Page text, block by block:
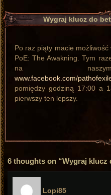
Wygraj klucz do
Po raz piąty macie
PoE: The Awakning. Tym
na
www.facebook.com/
pomiędzy godziną 17:00 a
pierwszy ten lepszy.
6 thoughts on “Wygraj klucz
Lopi85